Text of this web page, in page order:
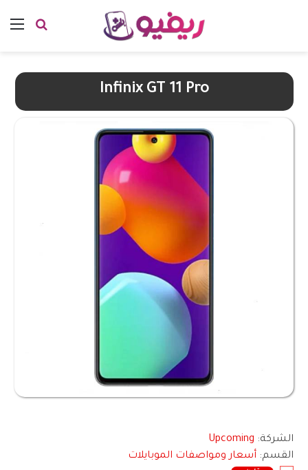
بحث
Infinix GT 11 Pro
الشركة: Upcoming
القسم: أسعار ومواصفات الموبايلات